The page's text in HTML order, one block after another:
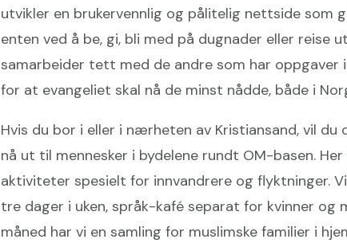
utvikler en brukervennlig og pålitelig nettside som
enten ved å be, gi, bli med på dugnader eller reise
samarbeider tett med de andre som har oppgaver
for at evangeliet skal nå de minst nådde, både i
Hvis du bor i eller i nærheten av Kristiansand, vil
nå ut til mennesker i bydelene rundt OM-basen.
aktiviteter spesielt for innvandrere og flyktninger.
tre dager i uken, språk-kafé separat for kvinner og
måned har vi en samling for muslimske familier i